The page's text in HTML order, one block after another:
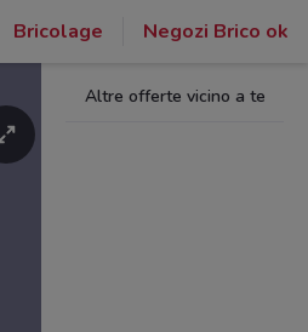
Bricolage Negozi Brico ok
Altre offerte vicino a te